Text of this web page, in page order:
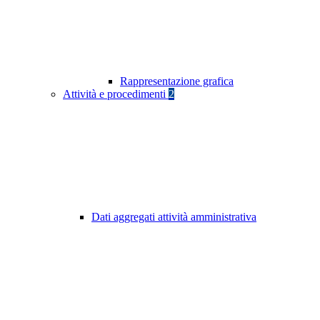
Rappresentazione grafica
Attività e procedimenti 2
Dati aggregati attività amministrativa